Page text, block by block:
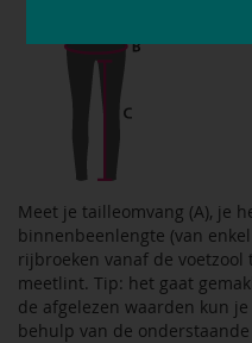
Meet je tailleomvang (A), je
binnenbeenlengte (van
rijbroeken vanaf de voetzool
meetlint. Tip: het gaat
de afgelezen waarden kun
behulp van de